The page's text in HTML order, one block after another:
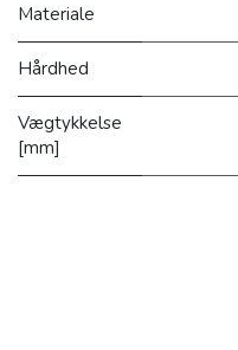
Materiale
Hårdhed
Vægtykkelse
[mm]